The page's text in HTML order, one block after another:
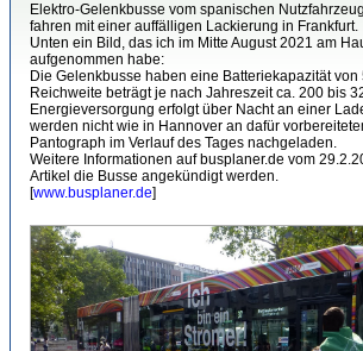
Elektro-Gelenkbusse vom spanischen
fahren mit einer auffälligen Lackierung in Frankfurt.
Unten ein Bild, das ich im Mitte August 2021 am
aufgenommen habe:
Die Gelenkbusse haben eine Batteriekapazität von
Reichweite beträgt je nach Jahreszeit ca. 200 bis
Energieversorgung erfolgt über Nacht an einer
werden nicht wie in Hannover an dafür
Pantograph im Verlauf des Tages nachgeladen.
Weitere Informationen auf busplaner.de vom
Artikel die Busse angekündigt werden.
[www.busplaner.de]